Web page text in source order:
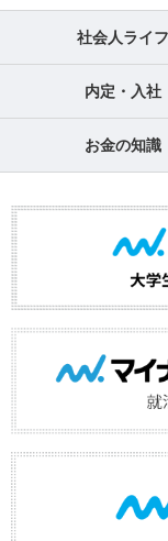
社会人ライフ
内定・入社
お金の知識